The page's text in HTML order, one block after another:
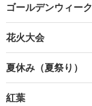
ゴールデンウィーク
花火大会
夏休み（夏祭り）
紅葉